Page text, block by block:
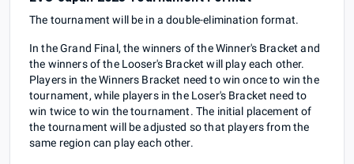
The tournament will be in a double-elimination format.
In the Grand Final, the winners of the Winner's Bracket and
the winners of the Looser's Bracket will play each other.
Players in the Winners Bracket need to win once to win the
tournament, while players in the Loser's Bracket need to
win twice to win the tournament. The initial placement of
the tournament will be adjusted so that players from the
same region can play each other.